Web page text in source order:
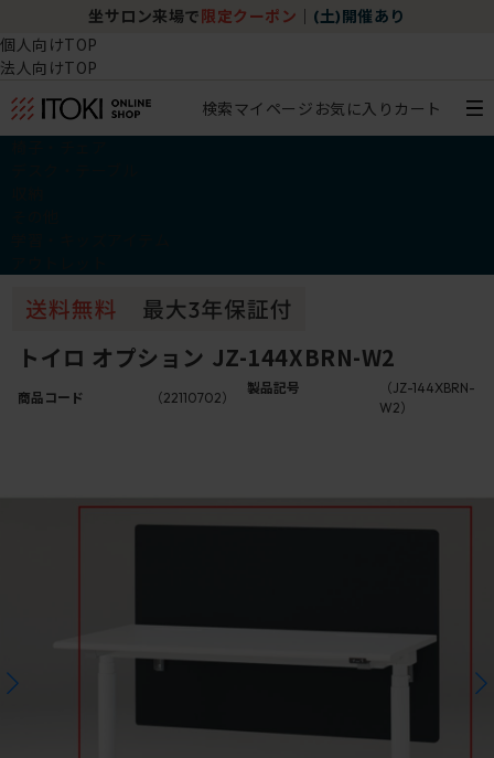
坐サロン来場で 限定クーポン (土)開催あり
個人向けTOP
法人向けTOP
検索マイページ お気に入り カート
トイロ オプション JZ-144XBRN-W2
商品コード （22110702）
製品記号
（JZ-144XBRN-
W2）